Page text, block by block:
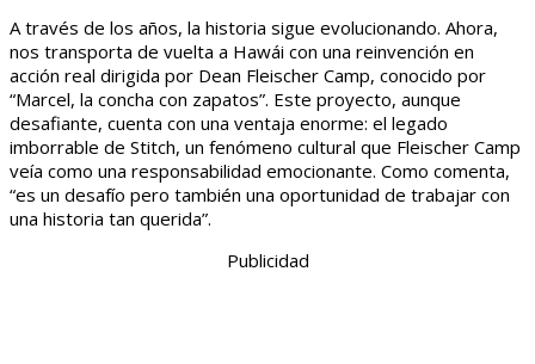
A través de los años, la historia sigue evolucionando. Ahora,
nos transporta de vuelta a Hawái con una reinvención en
acción real dirigida por Dean Fleischer Camp, conocido por
“Marcel, la concha con zapatos”. Este proyecto, aunque
desafiante, cuenta con una ventaja enorme: el legado
imborrable de Stitch, un fenómeno cultural que Fleischer Camp
veía como una responsabilidad emocionante. Como comenta,
“es un desafío pero también una oportunidad de trabajar con
una historia tan querida”.
Publicidad